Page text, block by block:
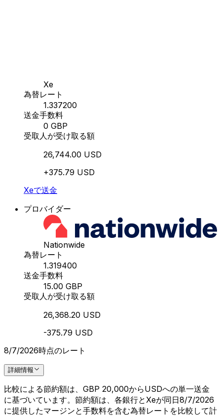
Xe
為替レート
1.337200
送金手数料
0 GBP
受取人が受け取る額
26,744.00 USD
+375.79 USD
Xeで送金
プロバイダー
Nationwide
為替レート
1.319400
送金手数料
15.00 GBP
受取人が受け取る額
26,368.20 USD
-375.79 USD
8/7/2026時点のレート
詳細情報
比較による節約額は、GBP 20,000からUSDへの単一送金
に基づいています。節約額は、各銀行とXeが同日8/7/2026
に提供したマージンと手数料を含む為替レートを比較して計